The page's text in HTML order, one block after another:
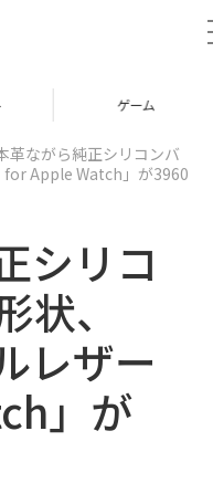
ゲーム
革ながら純正シリコンバ
for Apple Watch」が3960
シリコ
状、
レザー
」が